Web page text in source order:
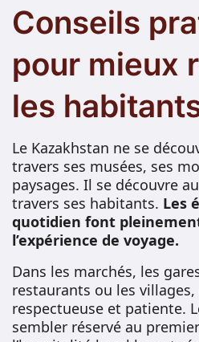
Conseils
pour mieux
les
Le Kazakhstan ne se
travers ses musées, ses
paysages. Il se découvre
travers ses habitants. Les
quotidien font
l’expérience de voyage.
Dans les marchés, les
restaurants ou les
respectueuse et patiente.
sembler réservé au